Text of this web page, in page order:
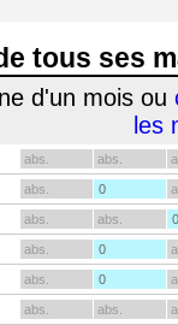
tous ses
d'un mois ou
les
abs. abs.
abs. 0
abs. abs. 0
abs. 0
abs. 0
abs. abs.